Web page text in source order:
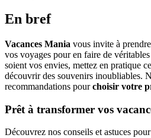
En bref
Vacances Mania vous invite à
vos voyages pour en faire de
soient vos envies, mettez en pratique
découvrir des souvenirs inoubliables.
recommandations pourchoisir votre
Prêt à transformer vos
Découvrez nos conseils et astuces